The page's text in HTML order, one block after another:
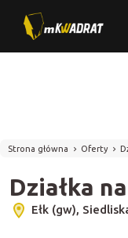
Strona główna Oferty
Działka
Ełk (gw),